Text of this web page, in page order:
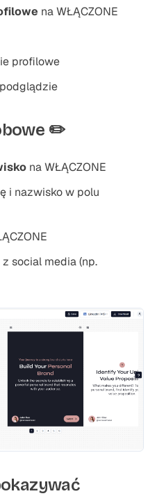
na WŁĄCZONE
profilowe
✏️
na WŁĄCZONE
i nazwisko w polu
social media (np.